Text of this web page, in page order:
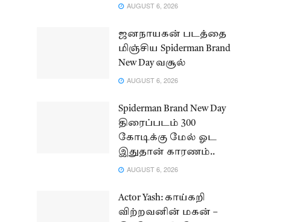
AUGUST 6, 2026
ஜனநாயகன் படத்தை
மிஞ்சிய Spiderman Brand
New Day வசூல்
AUGUST 6, 2026
Spiderman Brand New Day
திரைப்படம் 300
கோடிக்கு மேல் ஓட
இதுதான் காரணம்..
AUGUST 6, 2026
Actor Yash: காய்கறி
விற்றவனின் மகன் –